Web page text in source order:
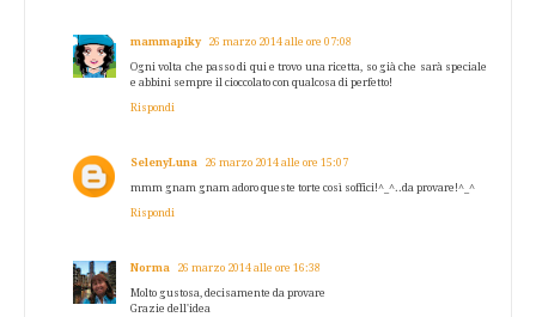
mammapiky 26 marzo 2014 alle ore 07:08
Ogni volta che passo di qui e trovo una ricetta, so già che sarà speciale
e abbini sempre il cioccolato con qualcosa di perfetto!
Rispondi
SelenyLuna 26 marzo 2014 alle ore 15:07
mmm gnam gnam adoro queste torte così soffici!^_^..da provare!^_^
Rispondi
Norma 26 marzo 2014 alle ore 16:38
Molto gustosa, decisamente da provare
Grazie dell'idea